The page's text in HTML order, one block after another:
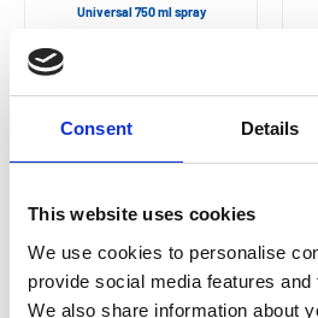
Consent Details
This website uses cookies
We use cookies to personalise
provide social media features
We also share information about
Universal 750 ml spray